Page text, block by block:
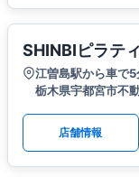
SHINBIピラテ
江曽島駅から車で5
栃木県宇都宮市不
店舗情報